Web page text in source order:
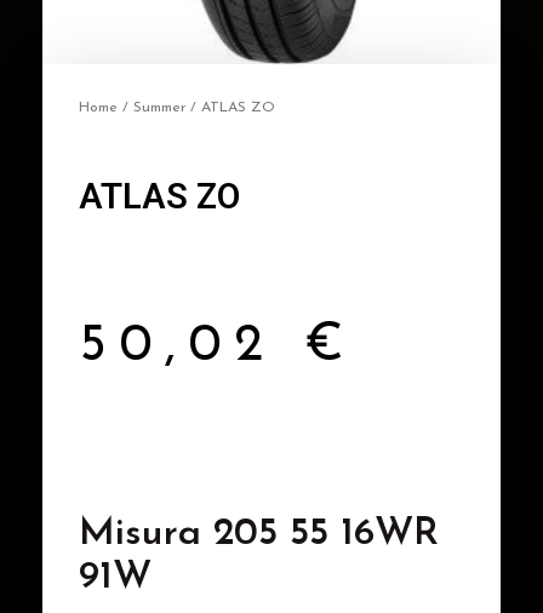
Home / Summer / ATLAS ZO
ATLAS ZO
50,02 €
Misura 205 55 16WR
91W